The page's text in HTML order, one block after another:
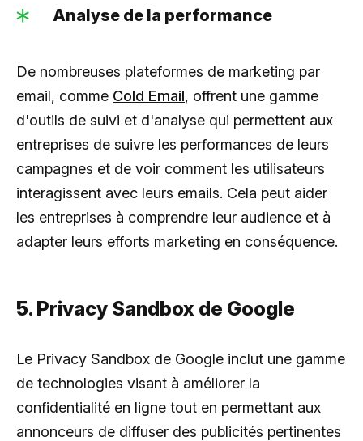
Analyse de la performance
De nombreuses plateformes de marketing par
email, comme Cold Email, offrent une gamme
d'outils de suivi et d'analyse qui permettent aux
entreprises de suivre les performances de leurs
campagnes et de voir comment les utilisateurs
interagissent avec leurs emails. Cela peut aider
les entreprises à comprendre leur audience et à
adapter leurs efforts marketing en conséquence.
5. Privacy Sandbox de Google
Le Privacy Sandbox de Google inclut une gamme
de technologies visant à améliorer la
confidentialité en ligne tout en permettant aux
annonceurs de diffuser des publicités pertinentes